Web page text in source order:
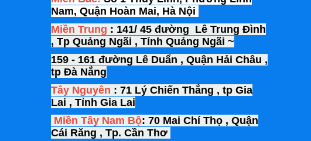
Nam, Quận Hoàn Mai, Hà Nội
Miền Trung : 141/ 45 đường Lê Trung Đình
, Tp Quảng Ngãi , Tỉnh Quảng Ngãi ~
159 - 161 đường Lê Duẩn , Quận Hải Châu ,
tp Đà Nẳng
Tây Nguyên : 71 Lý Chiến Thắng , tp Gia
Lai , Tỉnh Gia Lai
Miền Tây Nam Bộ: 70 Mai Chí Thọ , Quận
Cái Răng , Tp. Cần Thơ